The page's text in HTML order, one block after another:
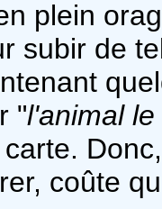
plein
subir de
"l'animal
coûte